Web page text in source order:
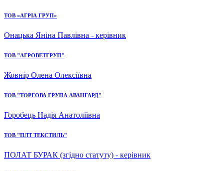
ТОВ «АГРІА ГРУП»
Онацька Яніна Павлівна - керівник
ТОВ "АГРОВЕТГРУП"
Жовнір Олена Олексіївна
ТОВ "ТОРГОВА ГРУПА АВАНГАРД"
Горобець Надія Анатоліївна
ТОВ "ПЛТ ТЕКСТИЛЬ"
ПОЛАТ БУРАК (згідно статуту) - керівник